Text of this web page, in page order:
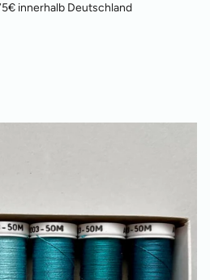
innerhalb Deutschland